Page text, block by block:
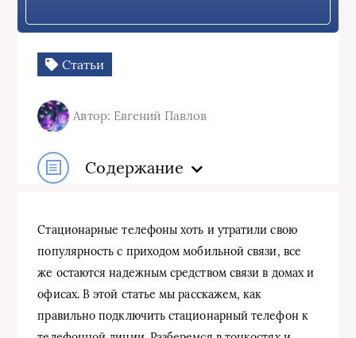
Статьи
Автор: Евгений Павлов
Содержание
Стационарные телефоны хоть и утратили свою
популярность с приходом мобильной связи, все
же остаются надежным средством связи в домах и
офисах. В этой статье мы расскажем, как
правильно подключить стационарный телефон к